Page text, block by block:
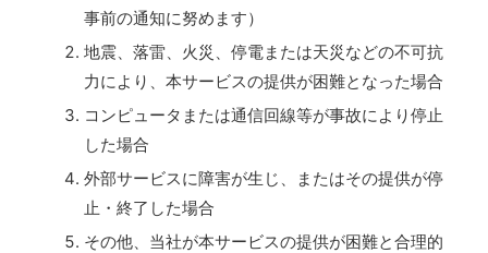
事前の通知に努めます）
地震、落雷、火災、停電または天災などの不可抗
力により、本サービスの提供が困難となった場合
コンピュータまたは通信回線等が事故により停止
した場合
外部サービスに障害が生じ、またはその提供が停
止・終了した場合
その他、当社が本サービスの提供が困難と合理的